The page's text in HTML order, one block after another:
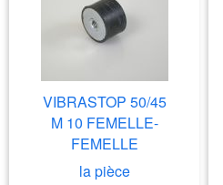
VIBRASTOP 50/45
M 10 FEMELLE-
FEMELLE
la pièce